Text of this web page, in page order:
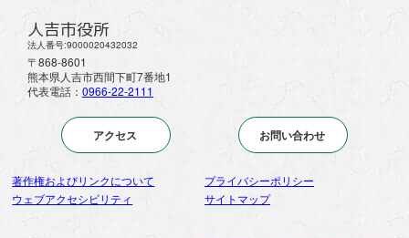
人吉市役所
法人番号:9000020432032
〒868-8601
熊本県人吉市西間下町7番地1
代表電話： 0966-22-2111
アクセス お問い合わせ
著作権およびリンクについて
プライバシーポリシー
ウェブアクセシビリティ
サイトマップ